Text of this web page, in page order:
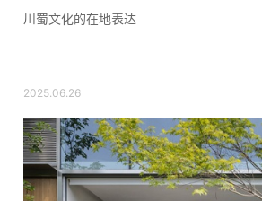
川蜀文化的在地表达
2025.06.26